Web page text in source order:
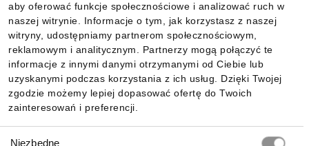
aby oferować funkcje społecznościowe i analizować ruch w
naszej witrynie. Informacje o tym, jak korzystasz z naszej
witryny, udostępniamy partnerom społecznościowym,
reklamowym i analitycznym. Partnerzy mogą połączyć te
informacje z innymi danymi otrzymanymi od Ciebie lub
uzyskanymi podczas korzystania z ich usług. Dzięki Twojej
zgodzie możemy lepiej dopasować ofertę do Twoich
zainteresowań i preferencji.
Niezbędne
Informacje
Pobierz naszą aplikację mobilną: